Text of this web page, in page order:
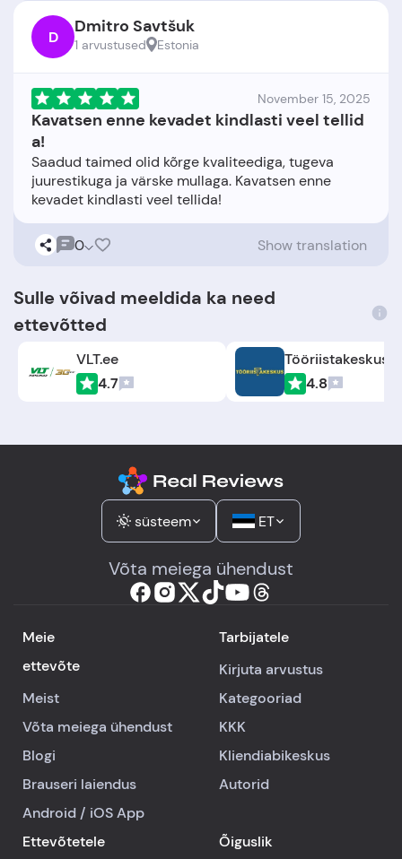
D Dmitro Savtšuk
1 arvustused Estonia
November 15, 2025
Kavatsen enne kevadet kindlasti veel tellid
a!
Saadud taimed olid kõrge kvaliteediga, tugeva
juurestikuga ja värske mullaga. Kavatsen enne
0 Show translation
Sulle võivad meeldida ka need
ettevõtted
VLT.ee
4.7
Tööriistakeskus
4.8
süsteem ET
Võta meiega ühendust
Meie
ettevõte
Meist
Võta meiega ühendust
Blogi
Brauseri laiendus
Android / iOSApp
Tarbijatele
Kirjuta arvustus
Kategooriad
KKK
Kliendiabikeskus
Autorid
Ettevõtetele Õiguslik